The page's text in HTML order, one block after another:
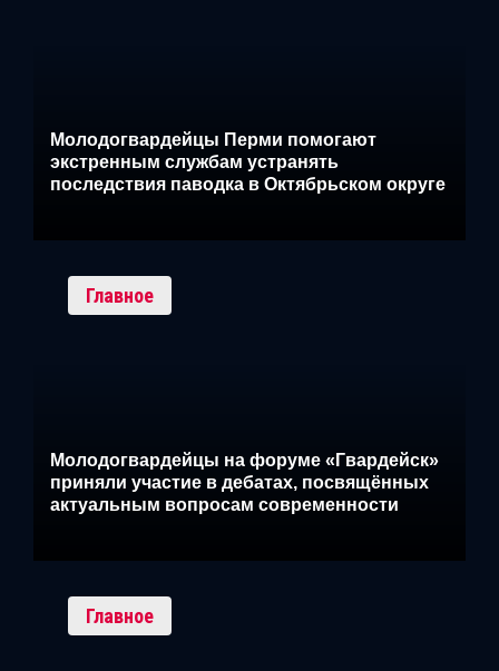
Молодогвардейцы Перми помогают
экстренным службам устранять
последствия паводка в Октябрьском округе
Главное
Молодогвардейцы на форуме «Гвардейск»
приняли участие в дебатах, посвящённых
актуальным вопросам современности
Главное